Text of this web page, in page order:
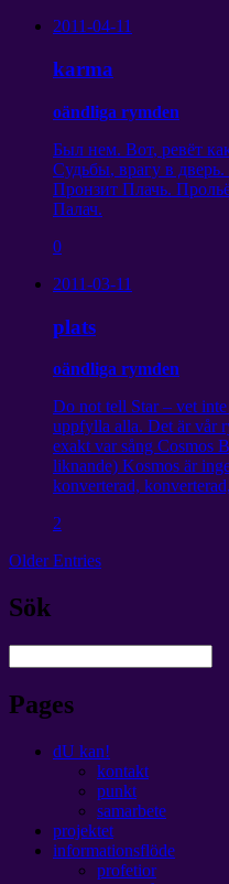
2011-04-11
karma
oändliga rymden
Был нем. Вот, ревёт
Судьбы, врагу в дверь.
Пронзит Плачь.
Палач.
0
2011-03-11
plats
oändliga rymden
Do not tell Star – vet
uppfylla alla. Det är vår
exakt var sång Cosmos
liknande) Kosmos är
konverterad,
2
Older Entries
Sök
Pages
dU kan!
kontakt
punkt
samarbete
projektet
informationsflöde
profetior